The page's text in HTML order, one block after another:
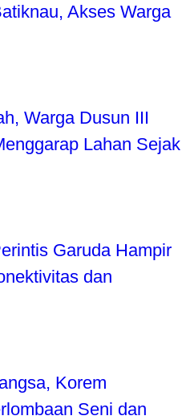
Akses Warga
Warga Dusun III
Lahan Sejak
Garuda Hampir
dan
Korem
Seni dan